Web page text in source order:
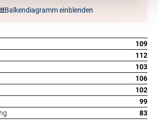
Balkendiagramm einblenden
109
112
103
106
102
99
83